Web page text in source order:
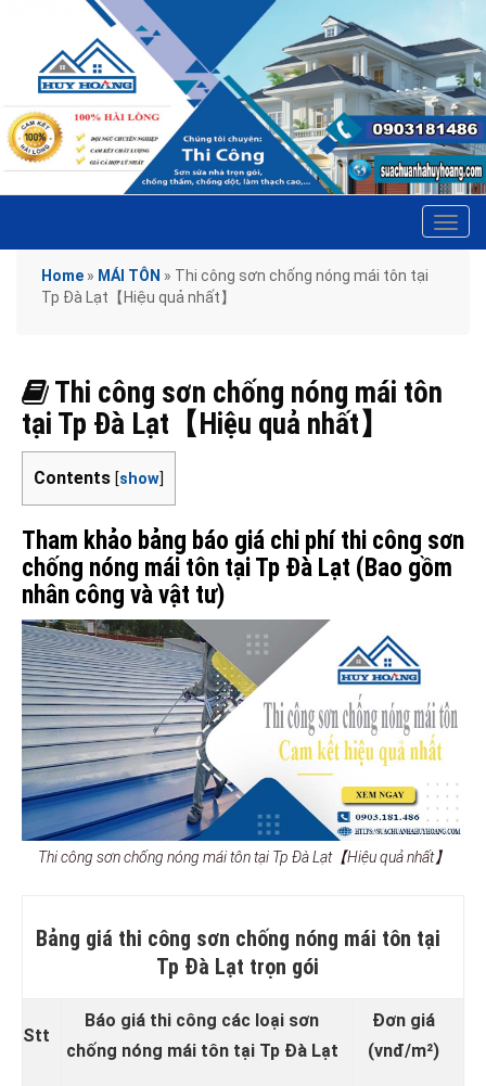
Home » MÁI TÔN » Thi công sơn chống nóng mái tôn tại
Tp Đà Lạt【Hiệu quả nhất】
Thi công sơn chống nóng mái tôn
tại Tp Đà Lạt【Hiệu quả nhất】
Contents [show]
Tham khảo bảng báo giá chi phí thi công sơn
chống nóng mái tôn tại Tp Đà Lạt (Bao gồm
nhân công và vật tư)
Thi công sơn chống nóng mái tôn tại Tp Đà Lạt【Hiệu quả nhất】
Bảng giá thi công sơn chống nóng mái tôn tại
Tp Đà Lạt trọn gói
Stt
Báo giá thi công các loại sơn
chống nóng mái tôn tại Tp Đà Lạt
Đơn giá
(vnđ/m²)